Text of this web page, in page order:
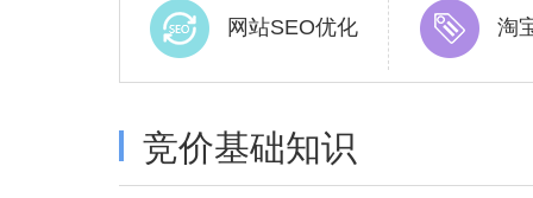
网站SEO优化 淘
竞价基础知识